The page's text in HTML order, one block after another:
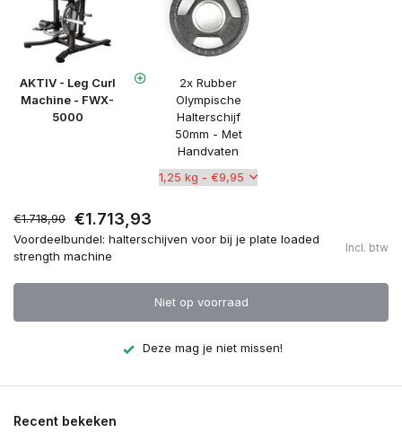
AKTIV - Leg Curl
Machine - FWX-
5000
2x Rubber
Olympische
Halterschijf
50mm - Met
Handvaten
€1.718,90 €1.713,93
Voordeelbundel: halterschijven voor bij je plate loaded
strength machine
Incl. btw
Niet op voorraad
Deze mag je niet missen!
Recent bekeken